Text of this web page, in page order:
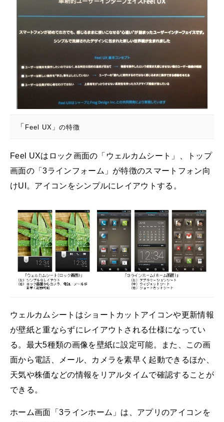
「 Feel UX」の特徴
Feel UXはロック画面の「ウェルカムシート」、トップ
画面の「3ラインフォーム」が特徴のスマートフォン向
けUI。アイコンをシンプルにレイアウトする。
ウェルカムシートはショートカットアイコンや更新情報
が壁紙と重ならずにレイアウトされる仕様になってい
る。最大5種類の画像を壁紙に設定可能。また、この画
面から電話、メール、カメラを素早く起動できるほか、
天気や株価などの情報をリアルタイムで確認することが
できる。
ホーム画面「3ラインホーム」は、アプリのアイコンを